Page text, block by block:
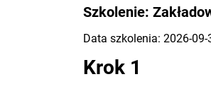
Szkolenie:
Data szkolenia: 2026-09-
Krok 1